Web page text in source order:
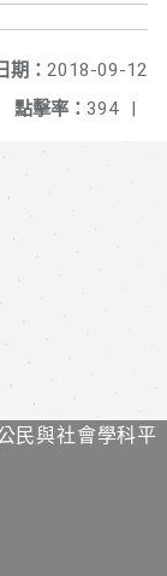
期： 2018-09-12
點擊率： 394 |
民與社會學科平